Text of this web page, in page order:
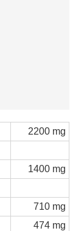
2200 mg
1400 mg
710 mg
474 mg